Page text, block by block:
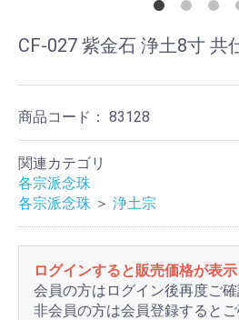
CF-027 紫金石 浄土8寸 共
商品コード： 83128
関連カテゴリ
各宗派念珠
各宗派念珠 ＞ 浄土宗
ログインすると販売価格が表示
会員の方はログイン後再度ご確
非会員の方は会員登録するとご